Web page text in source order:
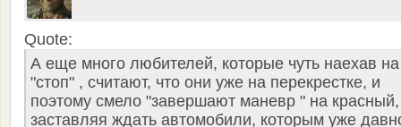
Quote:
А еще много любителей, которые чуть наехав на
"стоп" , считают, что они уже на перекрестке, и
поэтому смело "завершают маневр " на красный,
заставляя ждать автомобили, которым уже